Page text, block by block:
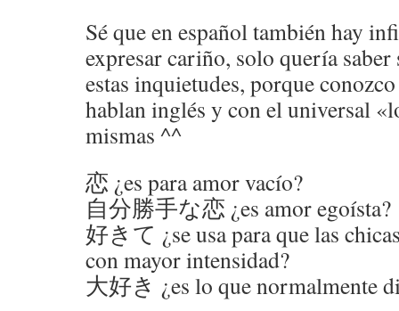
Sé que en español también hay
expresar cariño, solo quería
estas inquietudes, porque
hablan inglés y con el universal
mismas ^^
恋 ¿es para amor vacío?
自分勝手な恋 ¿es amor egoísta?
好きて ¿se usa para que las
con mayor intensidad?
大好き ¿es lo que normalmente